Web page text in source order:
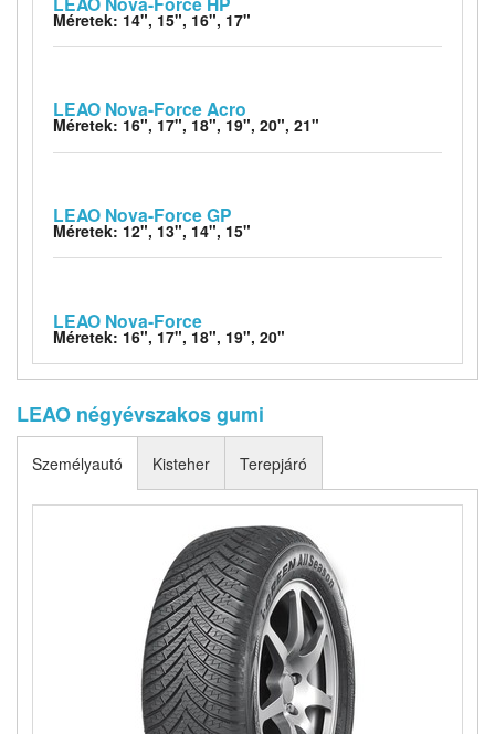
Méretek: 14", 15", 16", 17"
LEAO Nova-Force Acro
Méretek: 16", 17", 18", 19", 20", 21"
LEAO Nova-Force GP
Méretek: 12", 13", 14", 15"
LEAO Nova-Force
Méretek: 16", 17", 18", 19", 20"
LEAO négyévszakos gumi
Személyautó Kisteher Terepjáró